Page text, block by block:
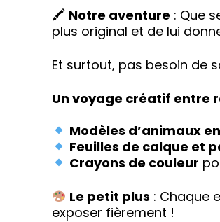
🖍 Notre aventure : Que
plus original et de lui
Et surtout, pas besoin de
Un voyage créatif entre
Modèles d’animaux
Feuilles de calque et
Crayons de couleur
Le petit plus : Chaque
exposer fièrement !